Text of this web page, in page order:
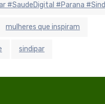
#SaudeDigital #Parana
mulheres que inspiram
sindipar